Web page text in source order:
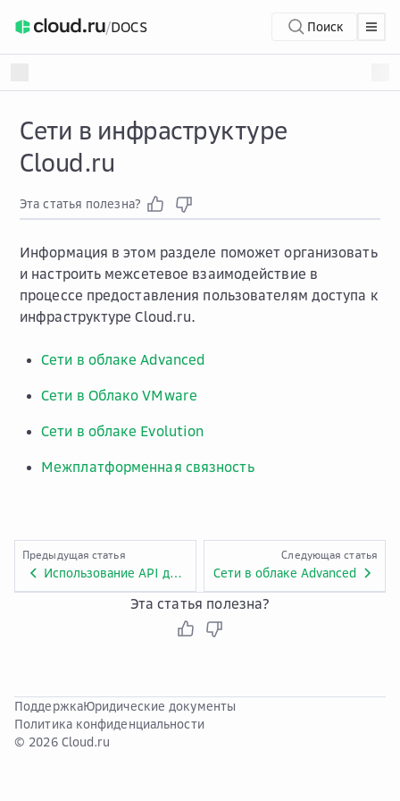
/DOCS Поиск
Сети в инфраструктуре
Cloud.ru
Эта статья полезна?
Информация в этом разделе поможет организовать
и настроить межсетевое взаимодействие в
процессе предоставления пользователям доступа к
инфраструктуре Cloud.ru.
Сети в облаке Advanced
Сети в Облако VMware
Сети в облаке Evolution
Межплатформенная связность
Предыдущая статья
Использование API для управления VMware Cloud Director
Следующая статья
Сети в облаке Advanced
Эта статья полезна?
ПоддержкаЮридические документы
Политика конфиденциальности
© 2026 Cloud.ru